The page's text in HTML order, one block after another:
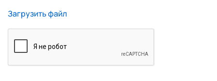
Загрузить файл